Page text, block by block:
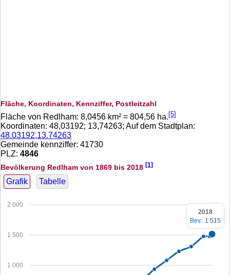
Fläche, Koordinaten, Kennziffer, Postleitzahl
Fläche von Redlham: 8,0456 km² = 804,56 ha. [5]
Koordinaten: 48,03192; 13,74263; Auf dem Stadtplan:
48.03192,13.74263
Gemeinde kennziffer: 41730
PLZ: 4846
Bevölkerung Redlham von 1869 bis 2018 [1]
Grafik Tabelle
1 000
1 500
2 000
2018
Bev.: 1 515